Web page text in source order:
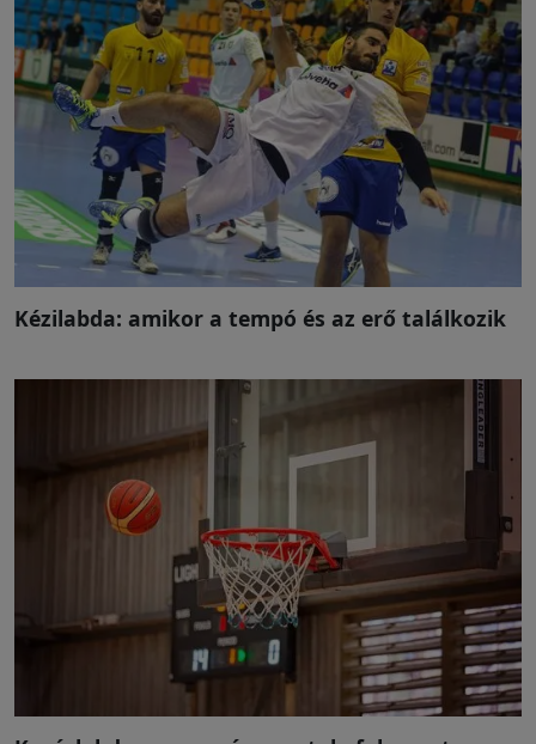
Kézilabda: amikor a tempó és az erő találkozik